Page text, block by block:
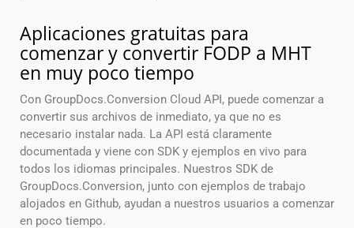
Aplicaciones gratuitas para
comenzar y convertir FODP a MHT
en muy poco tiempo
Con GroupDocs.Conversion Cloud API, puede comenzar a
convertir sus archivos de inmediato, ya que no es
necesario instalar nada. La API está claramente
documentada y viene con SDK y ejemplos en vivo para
todos los idiomas principales. Nuestros SDK de
GroupDocs.Conversion, junto con ejemplos de trabajo
alojados en Github, ayudan a nuestros usuarios a comenzar
en poco tiempo.